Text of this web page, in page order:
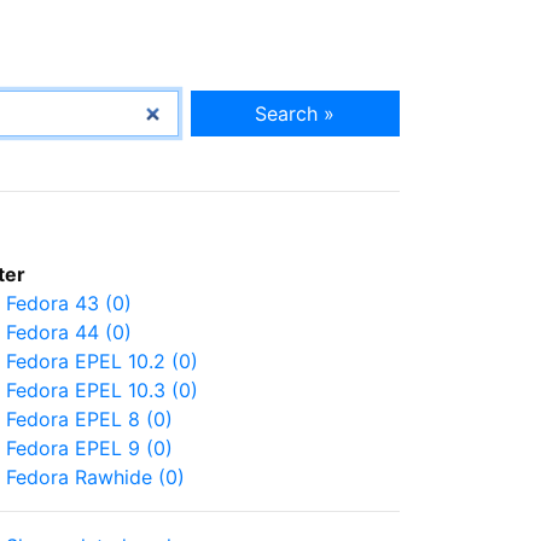
Search »
Fedora 43 (0)
Fedora 44 (0)
Fedora EPEL 10.2 (0)
Fedora EPEL 10.3 (0)
Fedora EPEL 8 (0)
Fedora EPEL 9 (0)
Fedora Rawhide (0)